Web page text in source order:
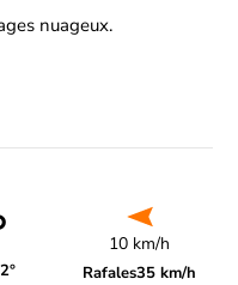
nuageux.
10 km/h
Rafales35 km/h